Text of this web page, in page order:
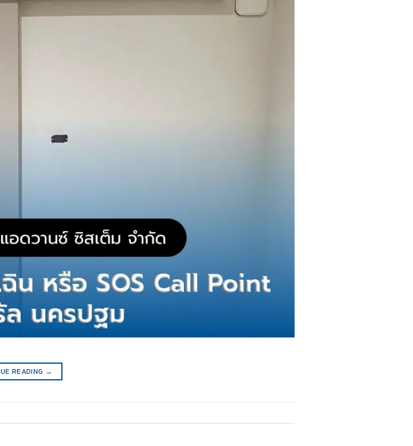
READING →